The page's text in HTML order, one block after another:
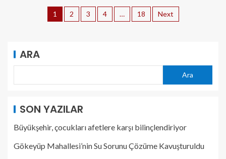
1 2 3 4 … 18 Next
ARA
Ara
SON YAZILAR
Büyükşehir, çocukları afetlere karşı bilinçlendiriyor
Gökeyüp Mahallesi’nin Su Sorunu Çözüme Kavuşturuldu